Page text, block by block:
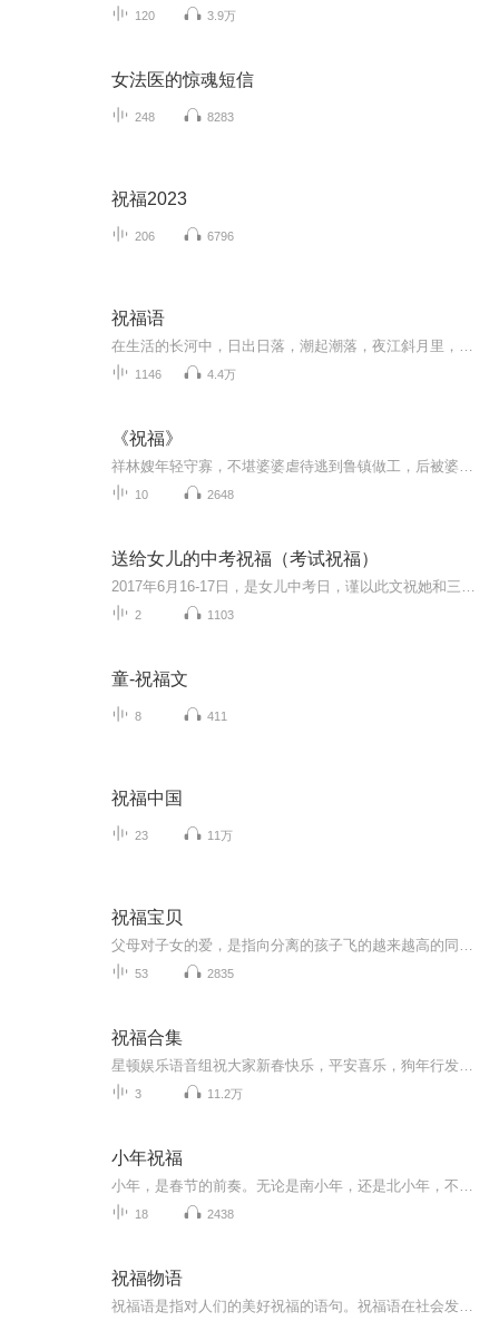
120 3.9万
女法医的惊魂短信
248 8283
祝福2023
206 6796
祝福语
1146 4.4万
《祝福》
10 2648
送给女儿的中考祝福（考试祝福）
2 1103
童-祝福文
8 411
祝福中国
23 11万
祝福宝贝
53 2835
祝福合集
3 11.2万
小年祝福
18 2438
祝福物语